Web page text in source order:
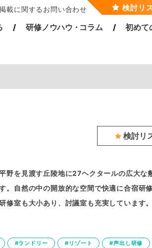
載に関するお問い合わせ 検討リ
研修ノウハウ・ コラム 初めて
検討リ
野を見渡す丘陵地に27ヘクタールの広大な
。自然の中の開放的な空間で快適に合宿研
修室も大小あり、討議室も充実しています。
#ランドリー #リゾート
#声出し研修